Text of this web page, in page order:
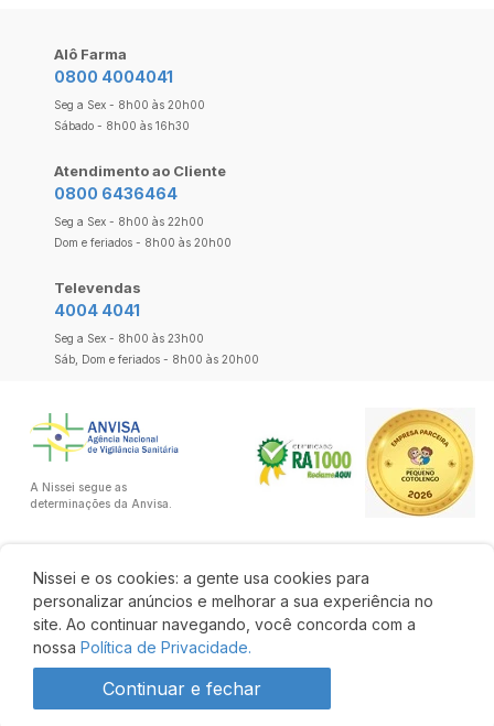
Nissei e os cookies: a gente usa cookies para
personalizar anúncios e melhorar a sua experiência no
site. Ao continuar navegando, você concorda com a
nossa Política de Privacidade.
Continuar e fechar
Alô Farma
0800 4004041
Seg a Sex - 8h00 às 20h00
Sábado - 8h00 às 16h30
Atendimento ao Cliente
0800 6436464
Seg a Sex - 8h00 às 22h00
Dom e feriados - 8h00 às 20h00
Televendas
4004 4041
Seg a Sex - 8h00 às 23h00
Sáb, Dom e feriados - 8h00 às 20h00
A Nissei segue as
determinações da Anvisa.